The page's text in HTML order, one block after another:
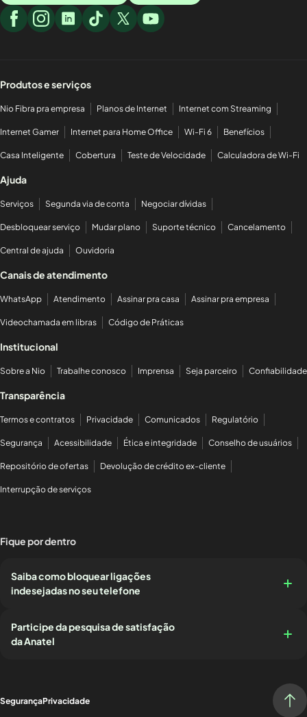
Produtos e serviços
Nio Fibra pra empresa Planos de Internet Internet com Streaming
Internet Gamer Internet para Home Office Wi-Fi 6 Benefícios
Casa Inteligente Cobertura Teste de Velocidade Calculadora de Wi-Fi
Ajuda
Serviços Segunda via de conta Negociar dívidas
Desbloquear serviço Mudar plano Suporte técnico Cancelamento
Central de ajuda Ouvidoria
Canais de atendimento
WhatsApp Atendimento Assinar pra casa Assinar pra empresa
Videochamada em libras Código de Práticas
Institucional
Sobre a Nio Trabalhe conosco Imprensa Seja parceiro Confiabilidade
Transparência
Termos e contratos Privacidade Comunicados Regulatório
Segurança Acessibilidade Ética e integridade Conselho de usuários
Repositório de ofertas Devolução de crédito ex-cliente
Interrupção de serviços
Fique por dentro
Saiba como bloquear ligações
indesejadas no seu telefone
Participe da pesquisa de satisfação
da Anatel
SegurançaPrivacidade